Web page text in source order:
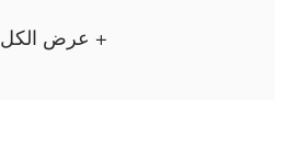
+ عرض الكل